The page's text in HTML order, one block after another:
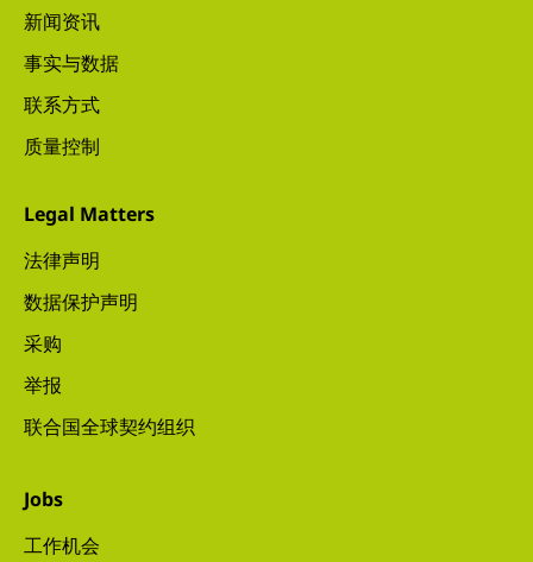
新闻资讯
事实与数据
联系方式
质量控制
Legal Matters
法律声明
数据保护声明
采购
举报
联合国全球契约组织
Jobs
工作机会